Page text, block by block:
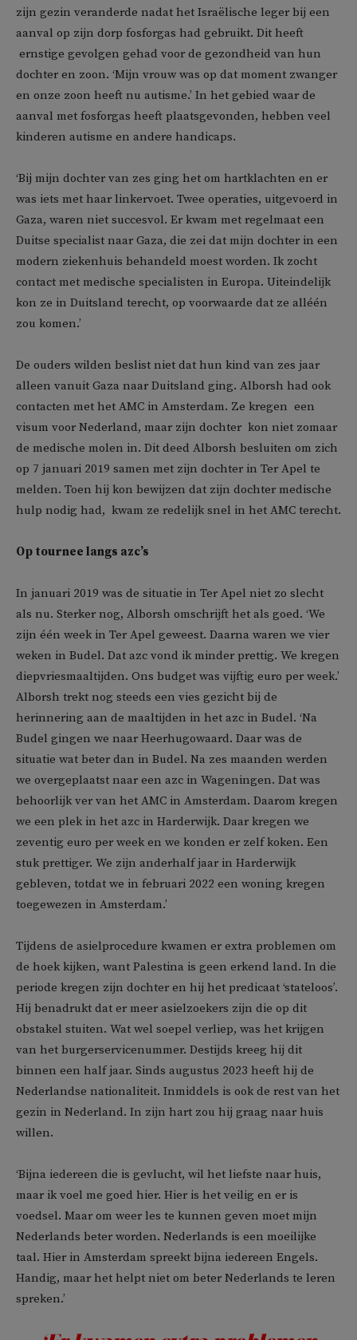
zijn gezin veranderde nadat het Israëlische leger bij een
aanval op zijn dorp fosforgas had gebruikt. Dit heeft
ernstige gevolgen gehad voor de gezondheid van hun
dochter en zoon. ‘Mijn vrouw was op dat moment zwanger
en onze zoon heeft nu autisme.’ In het gebied waar de
aanval met fosforgas heeft plaatsgevonden, hebben veel
kinderen autisme en andere handicaps.
‘Bij mijn dochter van zes ging het om hartklachten en er
was iets met haar linkervoet. Twee operaties, uitgevoerd in
Gaza, waren niet succesvol. Er kwam met regelmaat een
Duitse specialist naar Gaza, die zei dat mijn dochter in een
modern ziekenhuis behandeld moest worden. Ik zocht
contact met medische specialisten in Europa. Uiteindelijk
kon ze in Duitsland terecht, op voorwaarde dat ze alléén
zou komen.’
De ouders wilden beslist niet dat hun kind van zes jaar
alleen vanuit Gaza naar Duitsland ging. Alborsh had ook
contacten met het AMC in Amsterdam. Ze kregen een
visum voor Nederland, maar zijn dochter kon niet zomaar
de medische molen in. Dit deed Alborsh besluiten om zich
op 7 januari 2019 samen met zijn dochter in Ter Apel te
melden. Toen hij kon bewijzen dat zijn dochter medische
hulp nodig had, kwam ze redelijk snel in het AMC terecht.
Op tournee langs azc’s
In januari 2019 was de situatie in Ter Apel niet zo slecht
als nu. Sterker nog, Alborsh omschrijft het als goed. ‘We
zijn één week in Ter Apel geweest. Daarna waren we vier
weken in Budel. Dat azc vond ik minder prettig. We kregen
diepvriesmaaltijden. Ons budget was vijftig euro per week.’
Alborsh trekt nog steeds een vies gezicht bij de
herinnering aan de maaltijden in het azc in Budel. ‘Na
Budel gingen we naar Heerhugowaard. Daar was de
situatie wat beter dan in Budel. Na zes maanden werden
we overgeplaatst naar een azc in Wageningen. Dat was
behoorlijk ver van het AMC in Amsterdam. Daarom kregen
we een plek in het azc in Harderwijk. Daar kregen we
zeventig euro per week en we konden er zelf koken. Een
stuk prettiger. We zijn anderhalf jaar in Harderwijk
gebleven, totdat we in februari 2022 een woning kregen
toegewezen in Amsterdam.’
Tijdens de asielprocedure kwamen er extra problemen om
de hoek kijken, want Palestina is geen erkend land. In die
periode kregen zijn dochter en hij het predicaat ‘stateloos’.
Hij benadrukt dat er meer asielzoekers zijn die op dit
obstakel stuiten. Wat wel soepel verliep, was het krijgen
van het burgerservicenummer. Destijds kreeg hij dit
binnen een half jaar. Sinds augustus 2023 heeft hij de
Nederlandse nationaliteit. Inmiddels is ook de rest van het
gezin in Nederland. In zijn hart zou hij graag naar huis
willen.
‘Bijna iedereen die is gevlucht, wil het liefste naar huis,
maar ik voel me goed hier. Hier is het veilig en er is
voedsel. Maar om weer les te kunnen geven moet mijn
Nederlands beter worden. Nederlands is een moeilijke
taal. Hier in Amsterdam spreekt bijna iedereen Engels.
Handig, maar het helpt niet om beter Nederlands te leren
spreken.’